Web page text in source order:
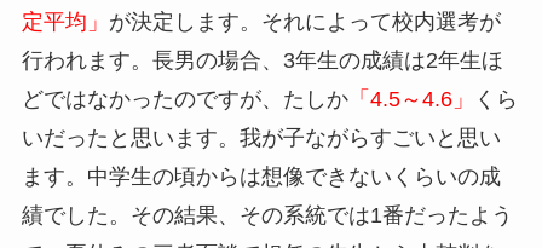
定平均」 が決定します。それによって校内選考が
行われます。長男の場合、3年生の成績は2年生ほ
どではなかったのですが、たしか「4.5～4.6」
くら
いだったと思います。我が子ながらすごいと思い
ます。中学生の頃からは想像できないくらいの成
績でした。その結果、その系統では1番だったよう